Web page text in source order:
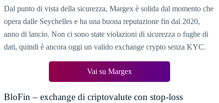
Dal punto di vista della sicurezza, Margex è solida dal momento che
opera dalle Seychelles e ha una buona reputazione fin dal 2020,
anno di lancio. Non ci sono state violazioni di sicurezza o fughe di
dati, quindi è ancora oggi un valido exchange crypto senza KYC.
Vai su Margex
BloFin – exchange di criptovalute con stop-loss